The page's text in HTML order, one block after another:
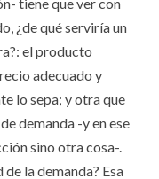
¿de qué serviría un
el producto
adecuado y
lo sepa; y otra que
demanda -y en ese
sino otra cosa-.
la demanda? Esa